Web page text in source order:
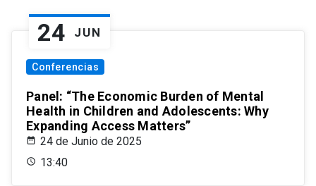
24 JUN
Conferencias
Panel: “The Economic Burden of Mental
Health in Children and Adolescents: Why
Expanding Access Matters”
24 de Junio de 2025
13:40